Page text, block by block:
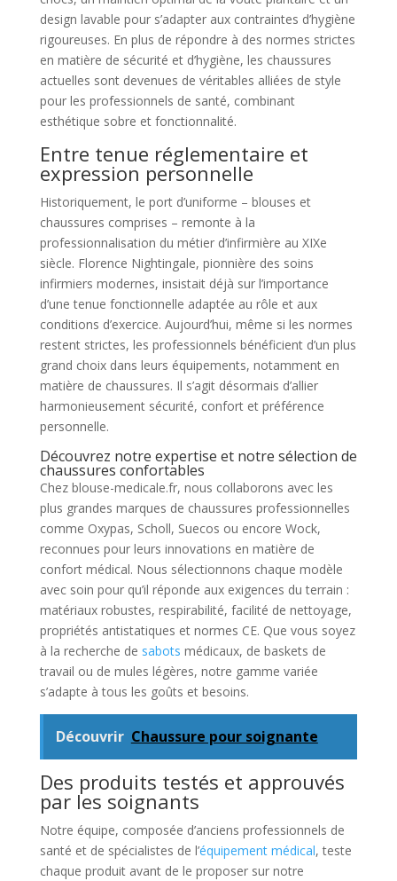
design lavable pour s’adapter aux contraintes d’hygiène
rigoureuses. En plus de répondre à des normes strictes
en matière de sécurité et d’hygiène, les chaussures
actuelles sont devenues de véritables alliées de style
pour les professionnels de santé, combinant
esthétique sobre et fonctionnalité.
Entre tenue réglementaire et
expression personnelle
Historiquement, le port d’uniforme – blouses et
chaussures comprises – remonte à la
professionnalisation du métier d’infirmière au XIXe
siècle. Florence Nightingale, pionnière des soins
infirmiers modernes, insistait déjà sur l’importance
d’une tenue fonctionnelle adaptée au rôle et aux
conditions d’exercice. Aujourd’hui, même si les normes
restent strictes, les professionnels bénéficient d’un plus
grand choix dans leurs équipements, notamment en
matière de chaussures. Il s’agit désormais d’allier
harmonieusement sécurité, confort et préférence
personnelle.
Découvrez notre expertise et notre sélection de
chaussures confortables
Chez blouse-medicale.fr, nous collaborons avec les
plus grandes marques de chaussures professionnelles
comme Oxypas, Scholl, Suecos ou encore Wock,
reconnues pour leurs innovations en matière de
confort médical. Nous sélectionnons chaque modèle
avec soin pour qu’il réponde aux exigences du terrain :
matériaux robustes, respirabilité, facilité de nettoyage,
propriétés antistatiques et normes CE. Que vous soyez
à la recherche de sabots médicaux, de baskets de
travail ou de mules légères, notre gamme variée
s’adapte à tous les goûts et besoins.
Découvrir Chaussure pour soignante
Des produits testés et approuvés
par les soignants
Notre équipe, composée d’anciens professionnels de
santé et de spécialistes de l’équipement médical, teste
chaque produit avant de le proposer sur notre